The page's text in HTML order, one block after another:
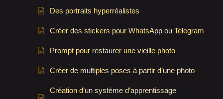
Des portraits hyperréalistes
Créer des stickers pour WhatsApp ou Telegram
Prompt pour restaurer une vieille photo
Créer de multiples poses à partir d’une photo
Création d’un système d’apprentissage